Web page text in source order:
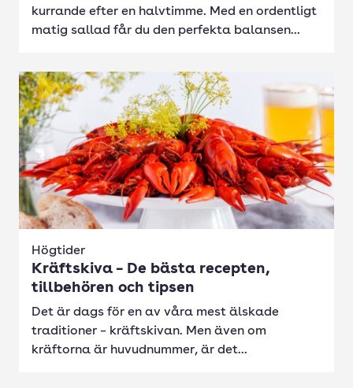
kurrande efter en halvtimme. Med en ordentligt
matig sallad får du den perfekta balansen...
Högtider
Kräftskiva – De bästa recepten,
tillbehören och tipsen
Det är dags för en av våra mest älskade
traditioner – kräftskivan. Men även om
kräftorna är huvudnummer, är det...